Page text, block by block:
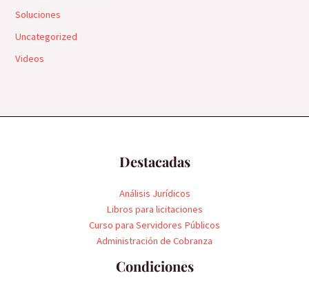
Soluciones
Uncategorized
Videos
Destacadas
Análisis Jurídicos
Libros para licitaciones
Curso para Servidores Públicos
Administración de Cobranza
Condiciones